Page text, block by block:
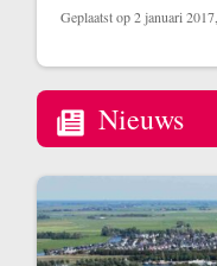
Geplaatst op 2 januari
Nieuws